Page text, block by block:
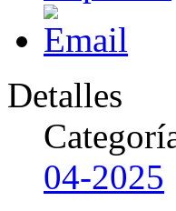
Detalles
04-2025